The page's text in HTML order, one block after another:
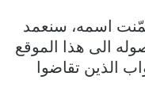
اسمه، سنعمد
الى هذا الموقع
الذين تقاضوا